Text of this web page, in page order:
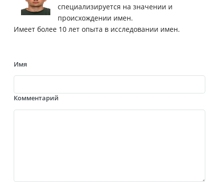
специализируется на значении и
происхождении имен.
Имеет более 10 лет опыта в исследовании имен.
Имя
Комментарий